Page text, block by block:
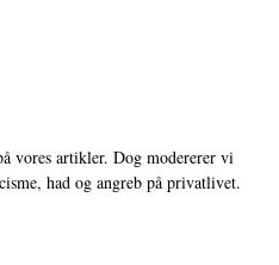
vores artikler. Dog modererer vi
had og angreb på privatlivet.